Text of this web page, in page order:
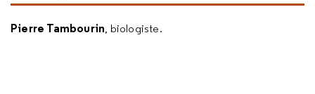
Pierre Tambourin, biologiste.